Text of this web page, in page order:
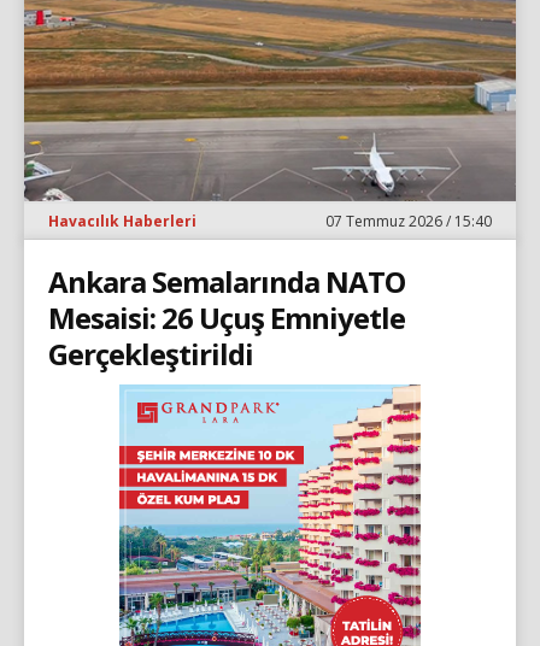
Havacılık Haberleri 07 Temmuz 2026 / 15:40
Ankara Semalarında NATO
Mesaisi: 26 Uçuş Emniyetle
Gerçekleştirildi